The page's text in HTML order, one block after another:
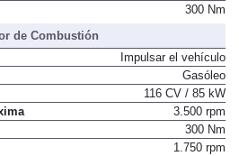
300 Nm
de Combustión
Impulsar el vehículo
Gasóleo
116 CV / 85 kW
3.500 rpm
300 Nm
1.750 rpm